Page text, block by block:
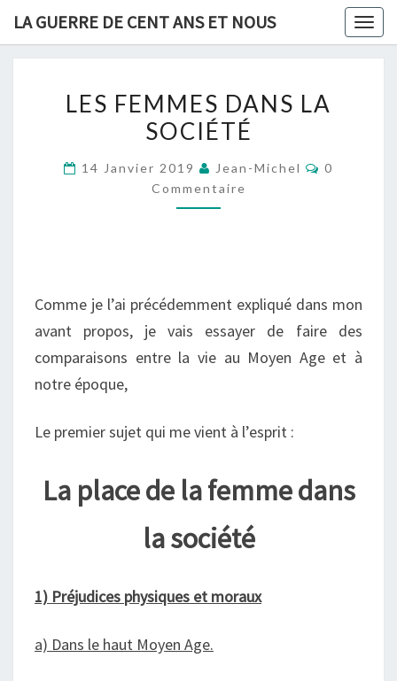
content
LA GUERRE DE CENT ANS ET NOUS
FEMMES
DANS
SOCIÉTÉ
LES FEMMES DANS LA
SOCIÉTÉ
14 Janvier 2019 Jean-Michel
0
Commentaire
Comme je l’ai précédemment expliqué dans mon
avant propos,
je vais essayer de faire des
comparaisons entre la vie au Moyen Age et à
notre époque,
Le premier sujet qui me vient à l’esprit :
La place de la femme dans
la société
1) Préjudices physiques et moraux
a) Dans le haut Moyen Age.